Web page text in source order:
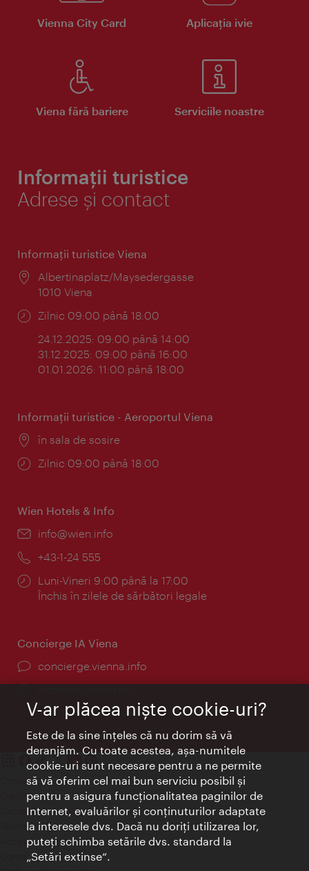
Vienna City Card Aplicaţia ivie
Viena fără bariere Serviciile noastre
Informații turistice
Adrese și contact
Informaţii turistice Viena
Locul:
Albertinaplatz/Maysedergasse
1010 Viena
Program:
Zilnic 09:00 până 18:00
24.12.2025: 09:00 până 14:00
31.12.2025: 09:00 până 16:00
01.01.2026: 11:00 până 18:00
Informaţii turistice - Aeroportul Viena
Locul:
în sala de sosire
Program:
Zilnic 09:00 până 18:00
Wien Hotels & Info
E-
info@wien.info
Telefon:
+43-1-24 555
Program:
Luni-Vineri 9:00 până la 17:00
Închis în zilele de sărbători legale
Concierge IA Viena
concierge.vienna.info
Contact
Credits
Declaraţie privind protecţia datelor
Terms of Use
Accesibilitate
Contact presa
V-ar plăcea nişte cookie-uri?
Este de la sine înţeles că nu dorim să vă
deranjăm. Cu toate acestea, aşa-numitele
cookie-uri sunt necesare pentru a ne permite
să vă oferim cel mai bun serviciu posibil şi
pentru a asigura funcţionalitatea paginilor de
Internet, evaluărilor şi conţinuturilor adaptate
la interesele dvs. Dacă nu doriţi utilizarea lor,
puteţi schimba setările dvs. standard la
„Setări extinse“.